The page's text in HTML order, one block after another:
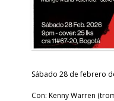
Sábado 28 de febrero
Con: Kenny Warren